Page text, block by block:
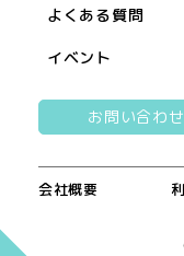
よくある質問
イベント
お問い合わせ
会社概要